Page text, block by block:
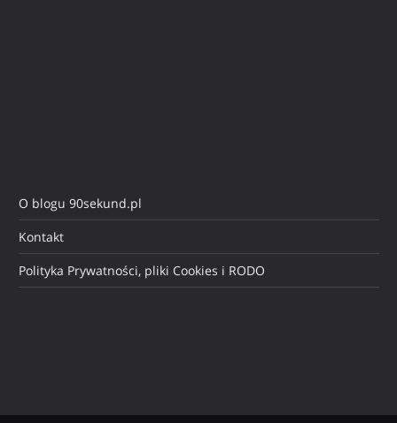
O blogu 90sekund.pl
Kontakt
Polityka Prywatności, pliki Cookies i RODO